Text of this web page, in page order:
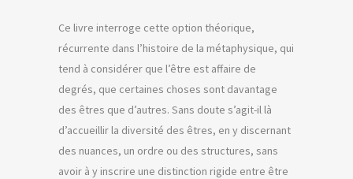
Ce livre interroge cette option théorique,
récurrente dans l’histoire de la métaphysique, qui
tend à considérer que l’être est affaire de
degrés, que certaines choses sont davantage
des êtres que d’autres. Sans doute s’agit-il là
d’accueillir la diversité des êtres, en y discernant
des nuances, un ordre ou des structures, sans
avoir à y inscrire une distinction rigide entre être